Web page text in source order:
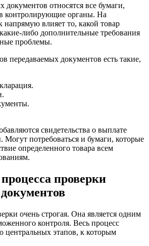
относятся все бумаги,
контролирующие органы. На
напрямую влияет то, какой товар
либо дополнительные требования
проблемы.
передаваемых документов есть такие,
свидетельства о выплате
Могут потребоваться и бумаги, которые
определенного товара всем
проверки
очень строгая. Она является одним
контроля. Весь процесс
центральных этапов, к которым